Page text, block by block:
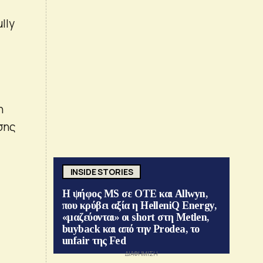
INSIDE STORIES
Η ψήφος MS σε ΟΤΕ και Allwyn,
που κρύβει αξία η HelleniQ Energy,
«μαζεύονται» οι short στη Metlen,
buyback και από την Prodea, το
unfair της Fed